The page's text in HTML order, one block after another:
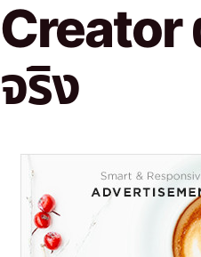
Creator
จริง